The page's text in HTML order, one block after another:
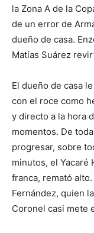
la Zona A de la
de un error de
dueño de casa.
Matías Suárez
El dueño de casa
con el roce como
y directo a la hora
momentos. De
progresar, sobre
minutos, el Yacaré
franca, remató alto.
Fernández, quien
Coronel casi mete